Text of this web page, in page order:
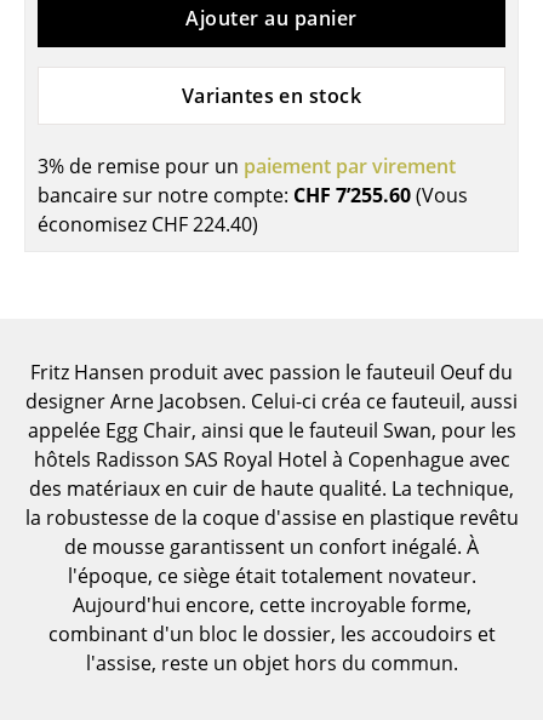
Chariots & Dessertes
Pièces détachées
... voir toutes les tables
Rangements
Étagères & Armoires
Buffets & Commodes
Meubles TV
Caissons roulants et Meubles d’appoint
Meubles de bar
Garde-robes
Petits rangements
Pièces détachées
Ajouter au panier
Variantes en stock
3% de remise pour un paiement par virement
bancaire sur notre compte: CHF 7’255.60(Vous
économisez CHF 224.40)
Fritz Hansen produit avec passion le fauteuil Oeuf du
designer Arne Jacobsen. Celui-ci créa ce fauteuil, aussi
appelée Egg Chair, ainsi que le fauteuil Swan, pour les
hôtels Radisson SAS Royal Hotel à Copenhague avec
des matériaux en cuir de haute qualité. La technique,
la robustesse de la coque d'assise en plastique revêtu
de mousse garantissent un confort inégalé. À
l'époque, ce siège était totalement novateur.
Aujourd'hui encore, cette incroyable forme,
combinant d'un bloc le dossier, les accoudoirs et
l'assise, reste un objet hors du commun.